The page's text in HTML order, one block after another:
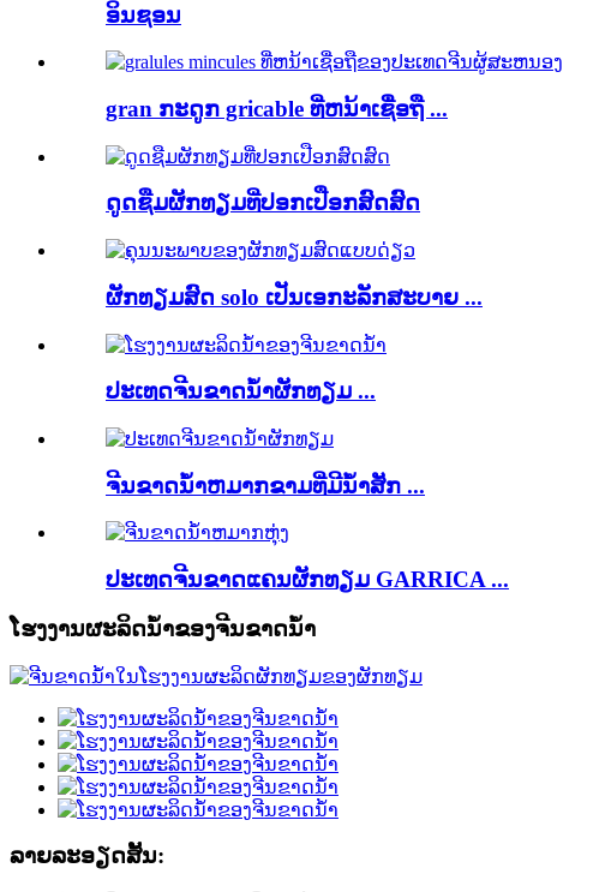
ອິນຊອນ
gran ກະດູກ gricable ທີ່ຫນ້າເຊື່ອຖື ...
ດູດຊືມຜັກທຽມທີ່ປອກເປືອກສົດສົດ
ຜັກທຽມສົດ solo ເປັນເອກະລັກສະບາຍ ...
ປະເທດຈີນຂາດນ້ໍາຜັກທຽມ ...
ຈີນຂາດນ້ໍາຫມາກຂາມທີ່ມີນໍ້າສັກ ...
ປະເທດຈີນຂາດແຄນຜັກທຽມ GARRICA ...
ໂຮງງານຜະລິດນ້ໍາຂອງຈີນຂາດນ້ໍາ
ລາຍລະອຽດສັ້ນ: